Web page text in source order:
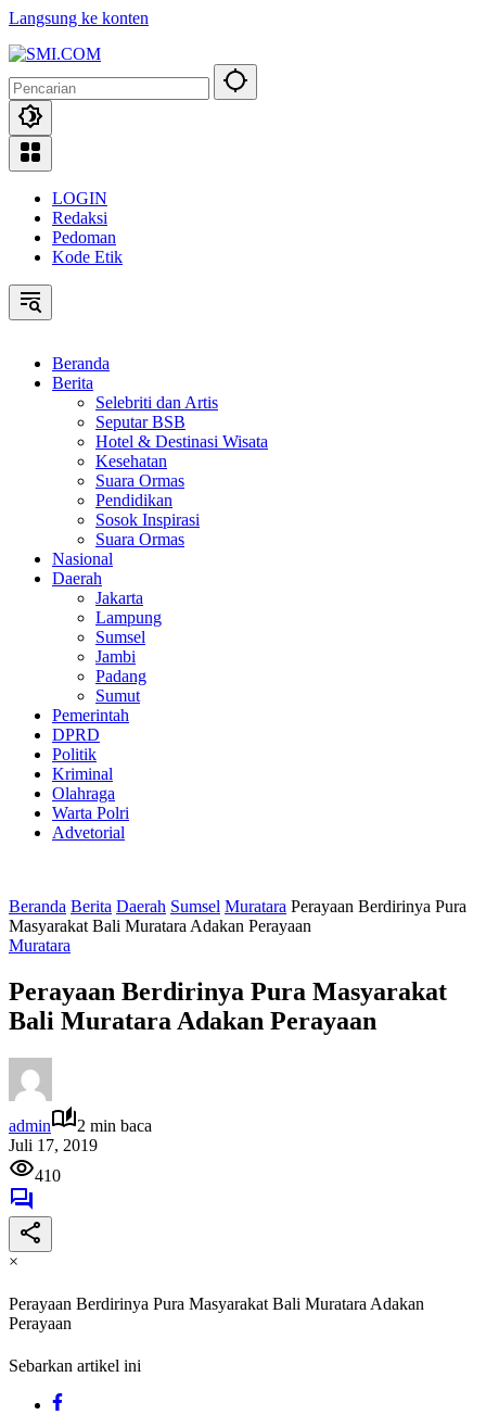
Langsung ke konten
LOGIN
Redaksi
Pedoman
Kode Etik
Beranda
Berita
Selebriti dan Artis
Seputar BSB
Hotel & Destinasi Wisata
Kesehatan
Suara Ormas
Pendidikan
Sosok Inspirasi
Suara Ormas
Nasional
Daerah
Jakarta
Lampung
Sumsel
Jambi
Padang
Sumut
Pemerintah
DPRD
Politik
Kriminal
Olahraga
Warta Polri
Advetorial
Beranda Berita Daerah Sumsel Muratara Perayaan Berdirinya Pura
Masyarakat Bali Muratara Adakan Perayaan
Muratara
Perayaan Berdirinya Pura Masyarakat
Bali Muratara Adakan Perayaan
admin
2 min baca
Juli 17, 2019
410
×
Perayaan Berdirinya Pura Masyarakat Bali Muratara Adakan
Perayaan
Sebarkan artikel ini